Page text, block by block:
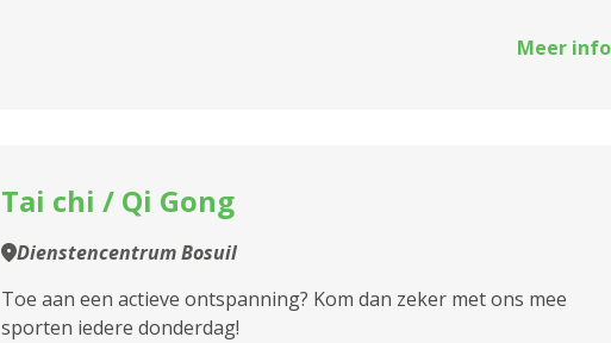
Meer info
Tai chi / Qi Gong
Dienstencentrum Bosuil
Toe aan een actieve ontspanning? Kom dan zeker met ons mee
sporten iedere donderdag!